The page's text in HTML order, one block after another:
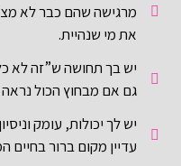
מרגישה שהם כבר לא
את מי שנהיית.
יש בך תחושה ש”זה לא
גם אם מבחוץ הכול
יש לך יכולות, עומק
עדיין מקום ברור בחיים